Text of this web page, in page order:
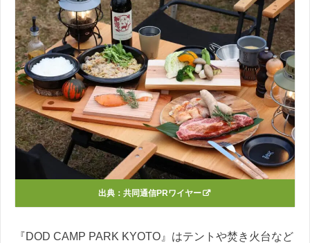
出典： 共同通信PRワイヤー
『DOD CAMP PARK KYOTO』はテントや焚き火台など